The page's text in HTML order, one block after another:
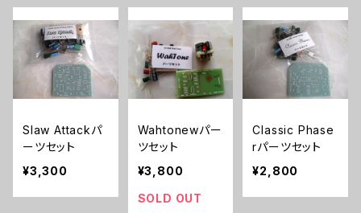
Slaw Attackパ
ーツセット
¥3,300
Wahtonewパー
ツセット
¥3,800
SOLD OUT
Classic Phase
rパーツセット
¥2,800